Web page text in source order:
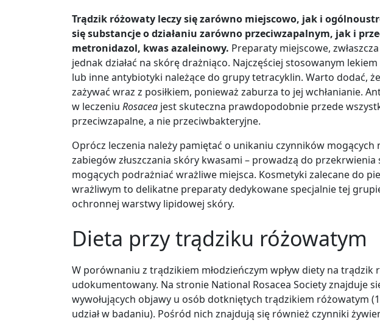
Trądzik różowaty leczy się zarówno miejscowo, jak i
się substancje o działaniu zarówno przeciwzapalnym, jak i
metronidazol, kwas azaleinowy. Preparaty miejscowe,
jednak działać na skórę drażniąco. Najczęściej stosowanym
lub inne antybiotyki należące do grupy tetracyklin. Warto dodać,
zażywać wraz z posiłkiem, ponieważ zaburza to jej wchłanianie.
w leczeniu Rosacea jest skuteczna prawdopodobnie przede
przeciwzapalne, a nie przeciwbakteryjne.
Oprócz leczenia należy pamiętać o unikaniu czynników mogących
zabiegów złuszczania skóry kwasami – prowadzą do przekrwienia
mogących podrażniać wrażliwe miejsca. Kosmetyki zalecane do
wrażliwym to delikatne preparaty dedykowane specjalnie tej
ochronnej warstwy lipidowej skóry.
Dieta przy trądziku różowatym
W porównaniu z trądzikiem młodzieńczym wpływ diety na trądzik
udokumentowany. Na stronie National Rosacea Society znajduje
wywołujących objawy u osób dotkniętych trądzikiem różowatym (
udział w badaniu). Pośród nich znajdują się również czynniki